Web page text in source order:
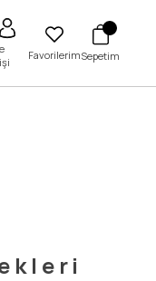
FavorilerimSepetim